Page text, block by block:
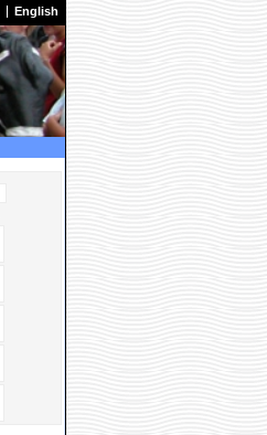
English